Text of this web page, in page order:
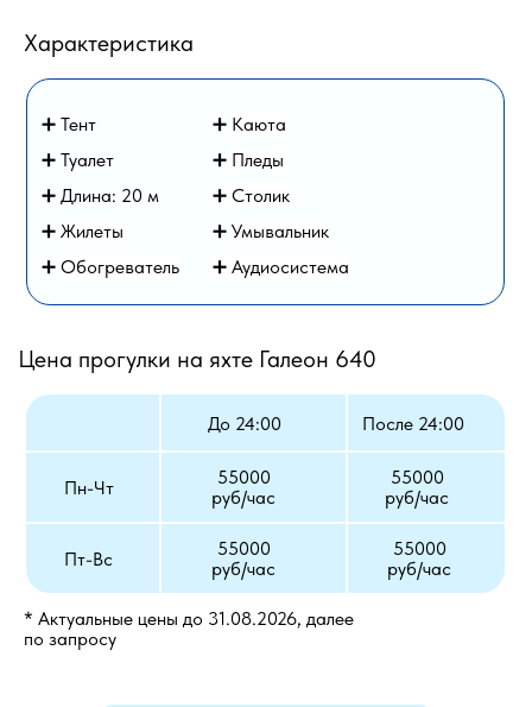
Цена прогулки на яхте Галеон 640
Пн-Чт
55000
руб/час
До 24:00
Пт-Вс
После 24:00
55000
руб/час
55000
руб/час
55000
руб/час
Характеристика
➕ Туалет
➕ Длина: 20 м
➕ Умывальник
➕ Обогреватель
➕ Пледы
➕ Столик
➕ Жилеты
➕ Аудиосистема
➕ Тент ➕ Каюта
* Актуальные цены до 31.08.2026, далее
по запросу